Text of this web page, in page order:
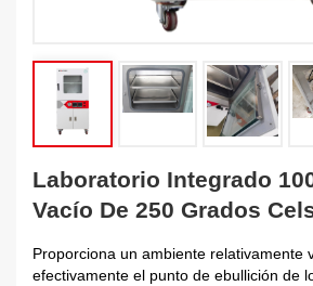
Laboratorio Integrado
Vacío De 250 Grados
Proporciona un ambiente relativamente
efectivamente el punto de ebullición de